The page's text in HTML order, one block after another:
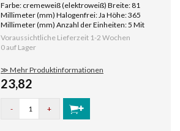
Farbe: cremeweiß (elektroweiß) Breite: 81
Millimeter (mm) Halogenfrei: Ja Höhe: 365
Millimeter (mm) Anzahl der Einheiten: 5 Mit
Klappdeckel: Nein Oberflächenschutz:
unbehandelt Textfeld/Beschriftungsfläche: Nein
Werkstoffgüte: Thermoplast Werkstoff
Voraussichtliche Lieferzeit 1-2 Wochen
0 auf Lager
≫ Mehr Produktinformationen
23,82
- +